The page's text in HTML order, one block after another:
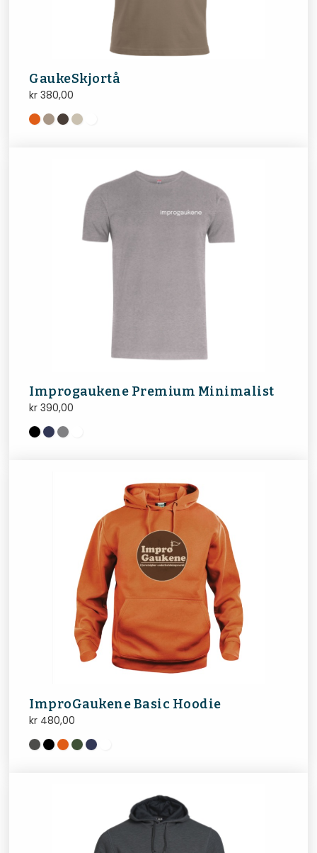
GaukeSkjortå
kr 380,00
Improgaukene Premium Minimalist
kr 390,00
ImproGaukene Basic Hoodie
kr 480,00